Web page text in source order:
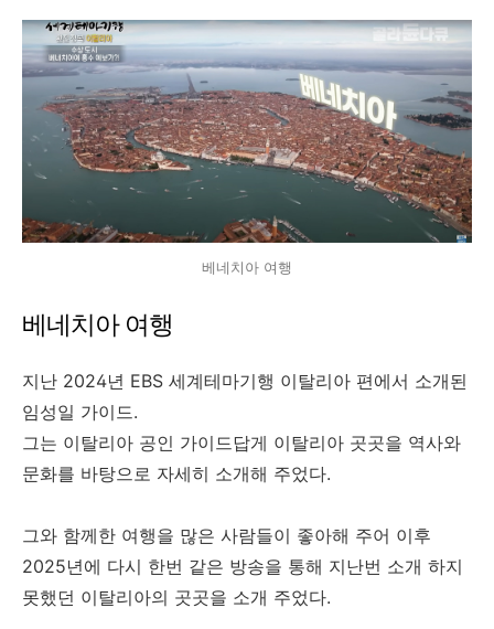
베네치아 여행
베네치아 여행
지난 2024년 EBS 세계테마기행 이탈리아 편에서 소개된
임성일 가이드.
그는 이탈리아 공인 가이드답게 이탈리아 곳곳을 역사와
문화를 바탕으로 자세히 소개해 주었다.
그와 함께한 여행을 많은 사람들이 좋아해 주어 이후
2025년에 다시 한번 같은 방송을 통해 지난번 소개 하지
못했던 이탈리아의 곳곳을 소개 주었다.